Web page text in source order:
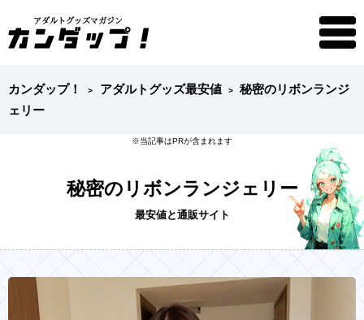
カンダップ！ アダルトグッズ最安値
秘密のリボンランジ
ェリー
秘密のリボンランジェリー
最安値と通販サイト